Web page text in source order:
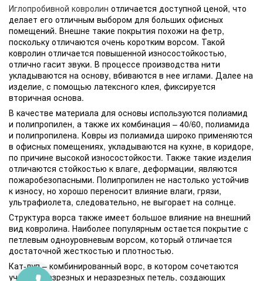
Иглопробивной ковролин отличается доступной ценой, что
делает его отличным выбором для больших офисных
помещений. Внешне такие покрытия похожи на фетр,
поскольку отличаются очень коротким ворсом. Такой
ковролин отличается повышенной износостойкостью,
отлично гасит звуки. В процессе производства нити
укладываются на основу, вбиваются в нее иглами. Далее на
изделие, с помощью латексного клея, фиксируется
вторичная основа.
В качестве материала для основы используются полиамид
и полипропилен, а также их комбинация – 40/60, полиамида
и полипропилена. Ковры из полиамида широко применяются
в офисных помещениях, укладываются на кухне, в коридоре,
по причине высокой износостойкости. Также такие изделия
отличаются стойкостью к влаге, деформации, являются
пожаробезопасными. Полипропилен не настолько устойчив
к износу, но хорошо переносит влияние влаги, грязи,
ультрафиолета, следовательно, не выгорает на солнце.
Структура ворса также имеет большое влияние на внешний
вид ковролина. Наиболее популярным остается покрытие с
петлевым одноуровневым ворсом, который отличается
достаточной жесткостью и плотностью.
Кат-луп – комбинированный ворс, в котором сочетаются
участки разрезных и неразрезных петель, создающих